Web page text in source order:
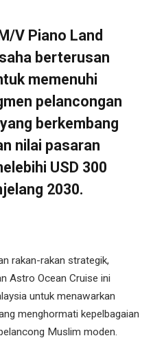
V Piano Land
berterusan
memenuhi
pelancongan
berkembang
nilai pasaran
USD 300
2030.
rakan-rakan strategik,
Astro Ocean Cruise ini
untuk menawarkan
menghormati kepelbagaian
Muslim moden.